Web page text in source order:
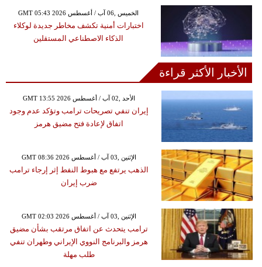
GMT 05:43 2026 الخميس ,06 آب / أغسطس
اختبارات أمنية تكشف مخاطر جديدة لوكلاء
الذكاء الاصطناعي المستقلين
الأخبار الأكثر قراءة
GMT 13:55 2026 الأحد ,02 آب / أغسطس
إيران تنفي تصريحات ترامب وتؤكد عدم وجود
اتفاق لإعادة فتح مضيق هرمز
GMT 08:36 2026 الإثنين ,03 آب / أغسطس
الذهب يرتفع مع هبوط النفط إثر إرجاء ترامب
ضرب إيران
GMT 02:03 2026 الإثنين ,03 آب / أغسطس
ترامب يتحدث عن اتفاق مرتقب بشأن مضيق
هرمز والبرنامج النووي الإيراني وطهران تنفي
طلب مهلة